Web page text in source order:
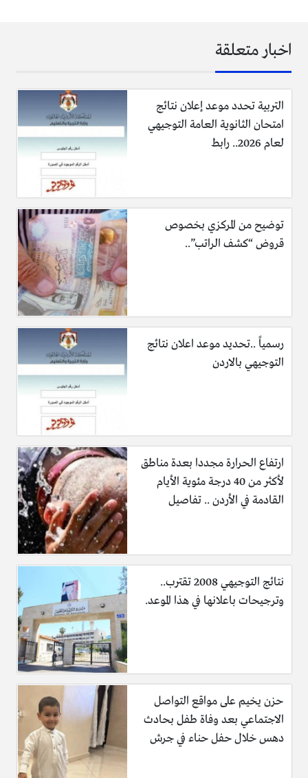
تأجيل اقساط القروض عن شهر ايار لفئة من
تأجيل اقساط القروض الأجهزة الأمنية.
رابط مباشر لاستعلام عن حالة طلبك في الدعم المادي المقدم
من صندوق المعونة الوطنية
رابط مباشر لتقديم طلبات الاستفادة من كابون 50 دينار لكل
اخبار متعلقة
التربية تحدد موعد إعلان نتائج
امتحان الثانوية العامة التوجيهي
لعام 2026.. رابط
توضيح من المركزي بخصوص
قروض “كشف الراتب”..
رسمياً ..تحديد موعد اعلان نتائج
التوجيهي بالاردن
ارتفاع الحرارة مجددا بعدة مناطق
لأكثر من 40 درجة مئوية الأيام
القادمة في الأردن .. تفاصيل
نتائج التوجيهي 2008 تقترب..
وترجيحات باعلانها في هذا الموعد.
حزن يخيم على مواقع التواصل
الاجتماعي بعد وفاة طفل بحادث
دهس خلال حفل حناء في جرش